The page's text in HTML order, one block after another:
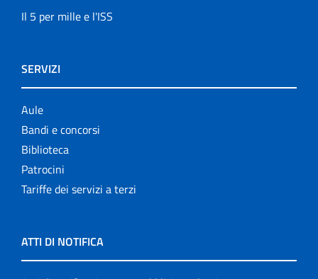
Il 5 per mille e l'ISS
SERVIZI
Aule
Bandi e concorsi
Biblioteca
Patrocini
Tariffe dei servizi a terzi
ATTI DI NOTIFICA